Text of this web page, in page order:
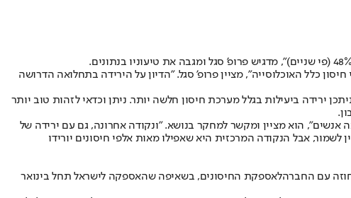
כלל האוכלוסייה", מציין פרופ' סגל. "הדיון על הירידה בתחלואה הדרושה
ירידה ביעילות בגלל מערכת חיסון חלשה יותר. ניתן וכדאי לזהות טוב יותר
הוא מציין ומקשר למחקר בנושא. "ונקודה אחרונה, גם עם ירידה של
אבל הנקודה המרכזית היא שאפילו מאות אלפי חיסונים יורידו
עם החברהלאספקת החיסונים, בשאיפה שהאספקה לישראל תחל בינואר